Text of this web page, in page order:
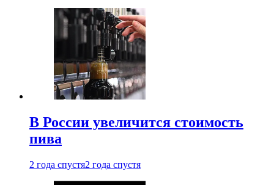
В России увеличится стоимость
пива
2 года спустя2 года спустя